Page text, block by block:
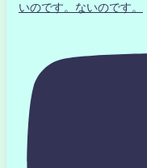
いのです。ないのです。